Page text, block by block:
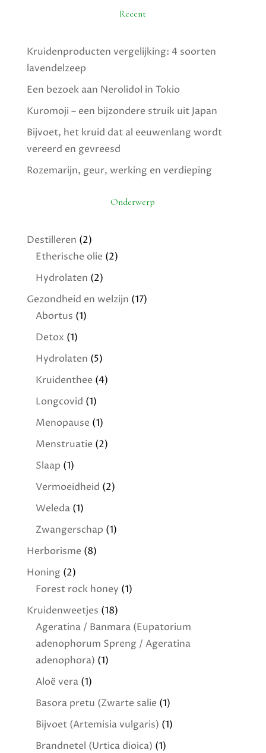
Recent
Kruidenproducten vergelijking: 4 soorten
lavendelzeep
Een bezoek aan Nerolidol in Tokio
Kuromoji – een bijzondere struik uit Japan
Bijvoet, het kruid dat al eeuwenlang wordt
vereerd en gevreesd
Rozemarijn, geur, werking en verdieping
Onderwerp
Destilleren (2)
Etherische olie (2)
Hydrolaten (2)
Gezondheid en welzijn (17)
Abortus (1)
Detox (1)
Hydrolaten (5)
Kruidenthee (4)
Longcovid (1)
Menopause (1)
Menstruatie (2)
Slaap (1)
Vermoeidheid (2)
Weleda(1)
Zwangerschap (1)
Herborisme (8)
Honing(2)
Forest rock honey (1)
Kruidenweetjes (18)
Ageratina / Banmara (Eupatorium
adenophorum Spreng / Ageratina
adenophora) (1)
Aloë vera(1)
Basora pretu (Zwarte salie (1)
Bijvoet (Artemisia vulgaris) (1)
Brandnetel (Urtica dioica) (1)